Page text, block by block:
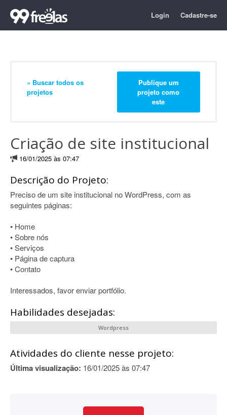
Login Cadastre-se
« Buscar todos os
projetos
Publique um
projeto como
este
Criação de site institucional
16/01/2025 às 07:47
Descrição do Projeto:
Preciso de um site institucional no WordPress, com as
seguintes páginas:
• Home
• Sobre nós
• Serviços
• Página de captura
• Contato
Interessados, favor enviar portfólio.
Habilidades desejadas:
Wordpress
Atividades do cliente nesse projeto:
Última visualização: 16/01/2025 às 07:47